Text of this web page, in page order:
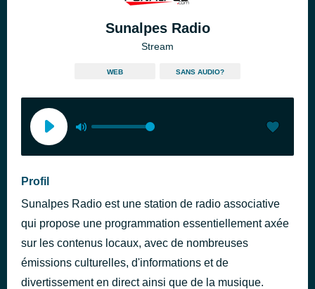
Sunalpes Radio
Stream
WEB SANS AUDIO?
Profil
Sunalpes Radio est une station de radio associative
qui propose une programmation essentiellement axée
sur les contenus locaux, avec de nombreuses
émissions culturelles, d'informations et de
divertissement en direct ainsi que de la musique.